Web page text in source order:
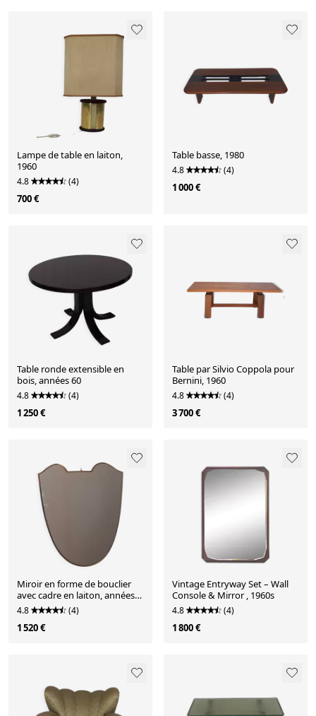
Lampe de table en laiton,
1960
4.8 (4)
700 €
Table basse, 1980
4.8 (4)
1 000 €
Table ronde extensible en
bois, années 60
4.8 (4)
1 250 €
Table par Silvio Coppola pour
Bernini, 1960
4.8 (4)
3 700 €
Miroir en forme de bouclier
avec cadre en laiton, années
50
4.8 (4)
1 520 €
Vintage Entryway Set – Wall
Console & Mirror , 1960s
4.8 (4)
1 800 €